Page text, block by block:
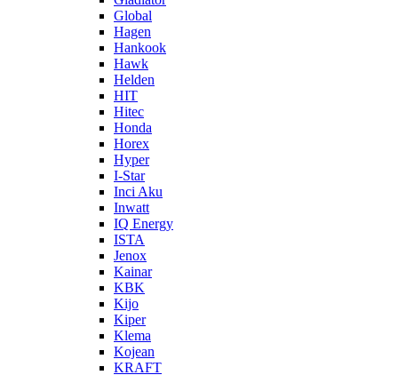
Global
Hagen
Hankook
Hawk
Helden
HIT
Hitec
Honda
Horex
Hyper
I-Star
Inci Aku
Inwatt
IQ Energy
ISTA
Jenox
Kainar
KBK
Kijo
Kiper
Klema
Kojean
KRAFT